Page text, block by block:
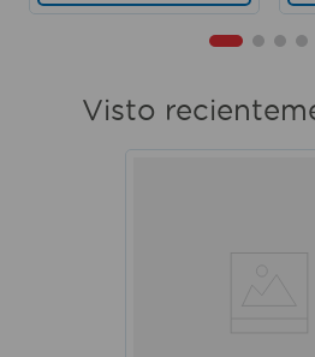
Visto